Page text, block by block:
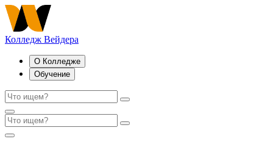
Колледж Вейдера
О Колледже
Обучение